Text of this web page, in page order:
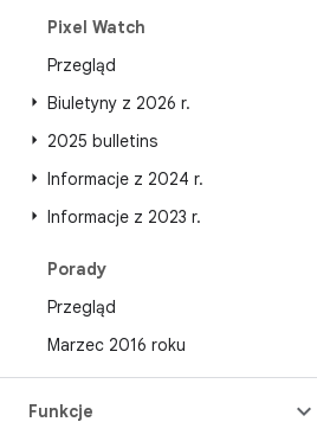
Pixel Watch
Przegląd
Biuletyny z 2026 r.
2025 bulletins
Informacje z 2024 r.
Informacje z 2023 r.
Porady
Przegląd
Marzec 2016 roku
Funkcje